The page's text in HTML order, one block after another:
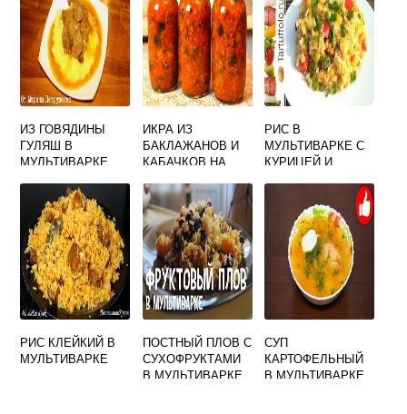
ИЗ ГОВЯДИНЫ
ГУЛЯШ В
МУЛЬТИВАРКЕ
ИКРА ИЗ
БАКЛАЖАНОВ И
КАБАЧКОВ НА
МУЛЬТИВАРКЕ
РИС В
МУЛЬТИВАРКЕ С
КУРИЦЕЙ И
РИС КЛЕЙКИЙ В
МУЛЬТИВАРКЕ
ПОСТНЫЙ ПЛОВ С
СУХОФРУКТАМИ
В МУЛЬТИВАРКЕ
СУП
КАРТОФЕЛЬНЫЙ
В МУЛЬТИВАРКЕ